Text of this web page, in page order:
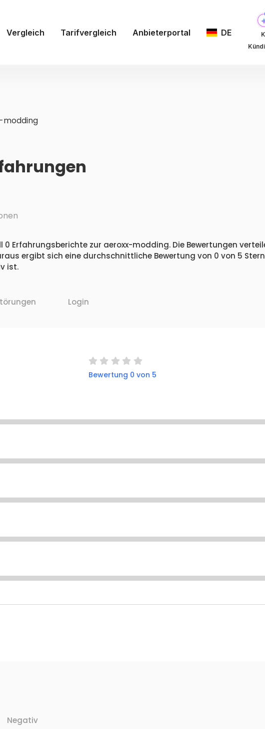
Vergleich Tarifvergleich Anbieterportal DE
modding
Erfahrungsberichte zur aeroxx-modding. Die Bewertungen
ergibt sich eine durchschnittliche Bewertung von 0 von 5
ist.
Login
Bewertung 0 von 5
Negativ